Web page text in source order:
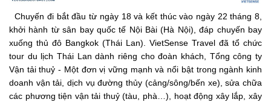
Chuyến đi bắt đầu từ ngày 18 và kết thúc vào ngày 22 tháng 8,
khởi hành từ sân bay quốc tế Nội Bài (Hà Nội), đáp chuyến bay
xuống thủ đô Bangkok (Thái Lan). VietSense Travel đã tổ chức
tour du lịch Thái Lan dành riêng cho đoàn khách, Tổng công ty
Vận tải thuỷ - Một đơn vị vững mạnh và nổi bật trong ngành kinh
doanh vận tải, dịch vụ đường thủy (cảng/sông/bến xe), sửa chữa
các phương tiện vận tải thuỷ (tàu, phà…), hoạt động xây lắp, xây